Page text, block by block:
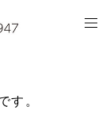
す。